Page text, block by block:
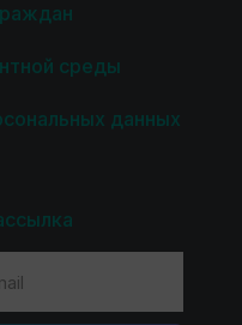
среды
данных